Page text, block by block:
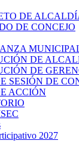
DE
DE CONCEJO
DE
DE
SESIÓN DE
ACCIÓN
2027